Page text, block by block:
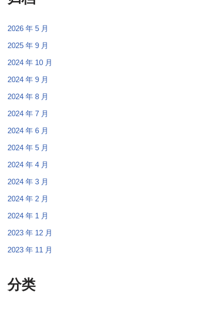
2026 年 5 月
2025 年 9 月
2024 年 10 月
2024 年 9 月
2024 年 8 月
2024 年 7 月
2024 年 6 月
2024 年 5 月
2024 年 4 月
2024 年 3 月
2024 年 2 月
2024 年 1 月
2023 年 12 月
2023 年 11 月
分类